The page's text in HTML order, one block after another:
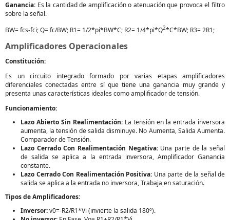
Ganancia: Es la cantidad de amplificación o atenuación que provoca el filtro
sobre la señal.
BW= fcs-fci; Q= fc/BW; R1= 1/2*pi*BW*C; R2= 1/4*pi*Q2*C*BW; R3= 2R1;
Amplificadores Operacionales
Constitución:
Es un circuito integrado formado por varias etapas amplificadores
diferenciales conectadas entre sí que tiene una ganancia muy grande y
presenta unas características ideales como amplificador de tensión.
Funcionamiento:
Lazo Abierto Sin Realimentación: La tensión en la entrada inversora
aumenta, la tensión de salida disminuye. No Aumenta, Salida Aumenta.
Comparador de Tensión.
Lazo Cerrado Con Realimentación Negativa:Una parte de la señal
de salida se aplica a la entrada inversora, Amplificador Ganancia
constante.
Lazo Cerrado Con Realimentación Positiva: Una parte de la señal de
salida se aplica a la entrada no inversora, Trabaja en saturación.
Tipos de Amplificadores:
Inversor:v0=-R2/R1*Vi (invierte la salida 180º).